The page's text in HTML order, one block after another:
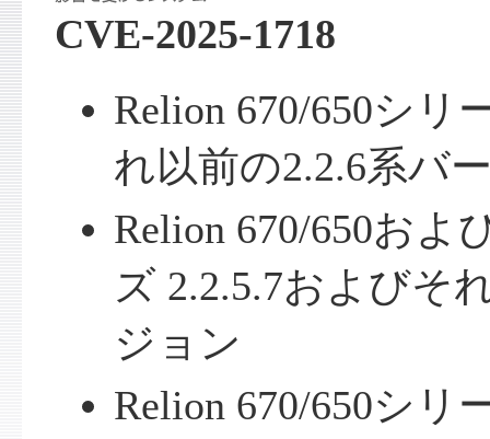
CVE-2025-1718
Relion 670/650シリ
れ以前の2.2.6系バ
Relion 670/650およ
ズ 2.2.5.7およびそ
ジョン
Relion 670/650シリ